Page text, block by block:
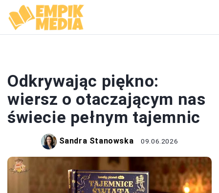
Odkrywając piękno:
wiersz o otaczającym nas
świecie pełnym tajemnic
Sandra Stanowska 09.06.2026